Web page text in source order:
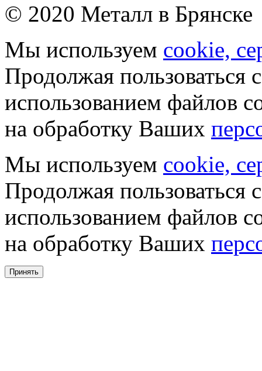
© 2020 Металл в Брянске
Мы используем cookie,
Продолжая пользоваться
использованием файлов
на обработку Ваших
Мы используем cookie,
Продолжая пользоваться
использованием файлов
на обработку Ваших
Принять